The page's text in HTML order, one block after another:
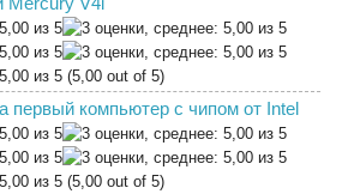
(5,00 out of 5)
первый компьютер с чипом от Intel
(5,00 out of 5)